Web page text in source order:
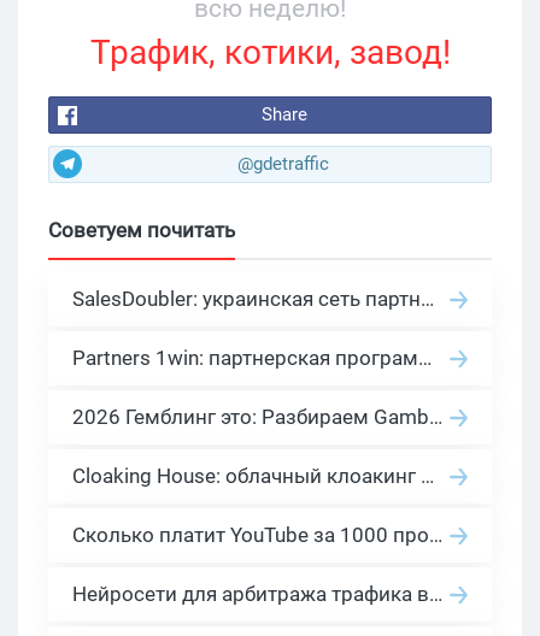
всю неделю!
Трафик, котики, завод!
Share
@gdetraffic
Советуем почитать
SalesDoubler: украинская сеть партнерских программ с оплатой за действие
Partners 1win: партнерская программа казино в нише гемблинг арбитраж
2026 Гемблинг это: Разбираем Gambling вертикаль, и все что связано с гемблинг и беттинг офферами
Cloaking House: облачный клоакинг для фильтрации ботов FB и Google Ads — гайд PHP-интеграции 2026
Сколько платит YouTube за 1000 просмотров в 2026: реальные цифры от 0.5 до 36 USD по ГЕО
Нейросети для арбитража трафика в 2026: инструменты, кейсы и AI-медиабайеры